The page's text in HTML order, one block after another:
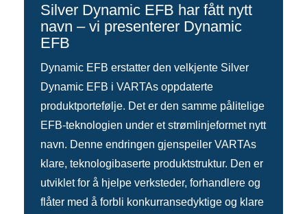
Silver Dynamic EFB har fått nytt
navn – vi presenterer Dynamic
EFB
Dynamic EFB erstatter den velkjente Silver
Dynamic EFB i VARTAs oppdaterte
produktportefølje. Det er den samme pålitelige
EFB-teknologien under et strømlinjeformet nytt
navn. Denne endringen gjenspeiler VARTAs
klare, teknologibaserte produktstruktur. Den er
utviklet for å hjelpe verksteder, forhandlere og
flåter med å forbli konkurransedyktige og klare